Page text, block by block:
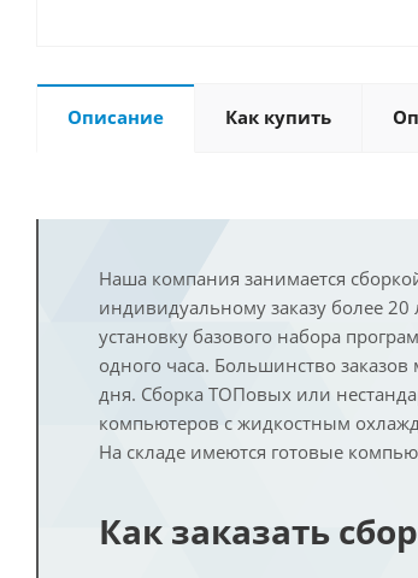
Описание Как купить
Наша компания занимается
индивидуальному заказу более 20
установку базового набора
одного часа. Большинство
дня. Сборка ТОПовых или
компьютеров с жидкостным
На складе имеются готовые
Как заказать